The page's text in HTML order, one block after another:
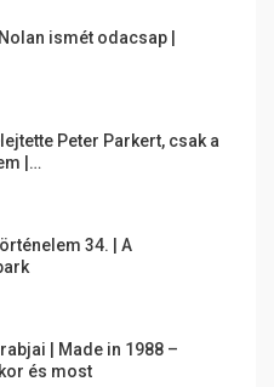
ismét odacsap |
Peter Parkert, csak a
|…
34. | A
| Made in 1988 –
és most